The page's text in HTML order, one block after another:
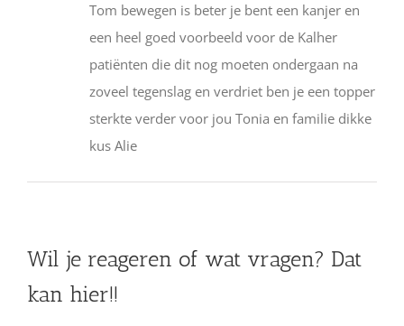
Tom bewegen is beter je bent een kanjer en
een heel goed voorbeeld voor de Kalher
patiënten die dit nog moeten ondergaan na
zoveel tegenslag en verdriet ben je een topper
sterkte verder voor jou Tonia en familie dikke
kus Alie
Wil je reageren of wat vragen? Dat
kan hier!!